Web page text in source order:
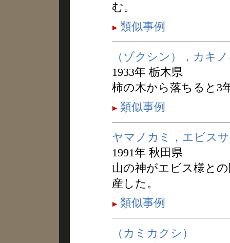
む。
類似事例
（ゾクシン），カキ
1933年 栃木県
柿の木から落ちると3
類似事例
ヤマノカミ，エビス
1991年 秋田県
山の神がエビス様と
産した。
類似事例
（カミカクシ）